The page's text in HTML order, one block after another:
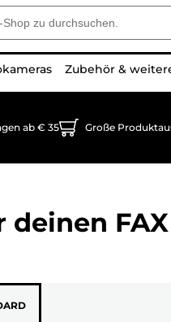
Zubehör &
ab € 35 Große
deinen